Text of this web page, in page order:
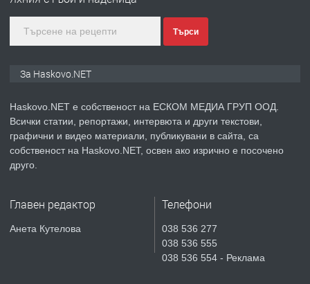
преди 4 дни
ПРЕДЛАГА
Продавам парцел в гр. Хасково кв.
СГЛОБЯВАНЕ НА МЕБЕЛИ.
Търси
За Haskovo.NET
Haskovo.NET е собственост на ЕСКОМ МЕДИА ГРУП ООД.
Всички статии, репортажи, интервюта и други текстови,
графични и видео материали, публикувани в сайта, са
собственост на Haskovo.NET, освен ако изрично е посочено
друго.
Главен редактор
Анета Кутелова
Телефони
038 536 277
038 536 555
038 536 554 - Реклама